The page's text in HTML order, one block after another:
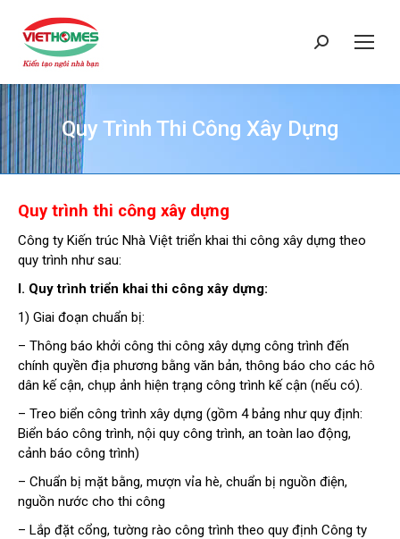
Search:
Quy Trình Thi Công Xây Dựng
Quy trình thi công xây dựng
Công ty Kiến trúc Nhà Việt triển khai thi công xây dựng theo
quy trình như sau:
I. Quy trình triển khai thi công xây dựng:
1) Giai đoạn chuẩn bị:
– Thông báo khởi công thi công xây dựng công trình đến
chính quyền địa phương bằng văn bản, thông báo cho các hô
dân kế cận, chụp ảnh hiện trạng công trình kế cận (nếu có).
– Treo biển công trình xây dựng (gồm 4 bảng như quy định:
Biển báo công trình, nội quy công trình, an toàn lao động,
cảnh báo công trình)
– Chuẩn bị mặt bằng, mượn vỉa hè, chuẩn bị nguồn điện,
nguồn nước cho thi công
– Lắp đặt cổng, tường rào công trình theo quy định Công ty